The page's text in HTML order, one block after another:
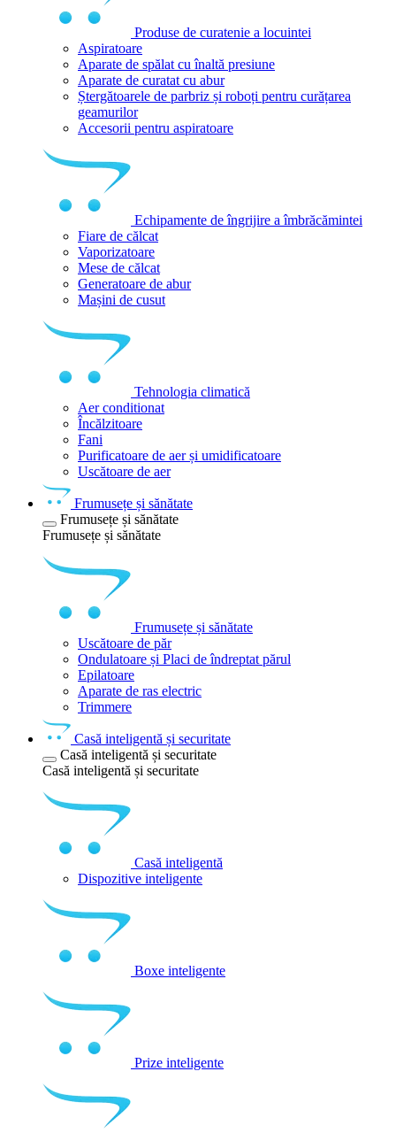
Produse de curatenie a locuintei
Aspiratoare
Aparate de spălat cu înaltă presiune
Aparate de curatat cu abur
Ștergătoarele de parbriz și roboți pentru curățarea
geamurilor
Accesorii pentru aspiratoare
Echipamente de îngrijire a îmbrăcămintei
Fiare de călcat
Vaporizatoare
Mese de călcat
Generatoare de abur
Mașini de cusut
Tehnologia climatică
Aer conditionat
Încălzitoare
Fani
Purificatoare de aer și umidificatoare
Uscătoare de aer
Frumusețe și sănătate
Frumusețe și sănătate
Frumusețe și sănătate
Frumusețe și sănătate
Uscătoare de păr
Ondulatoare și Placi de îndreptat părul
Epilatoare
Aparate de ras electric
Trimmere
Casă inteligentă și securitate
Casă inteligentă și securitate
Casă inteligentă și securitate
Casă inteligentă
Dispozitive inteligente
Boxe inteligente
Prize inteligente